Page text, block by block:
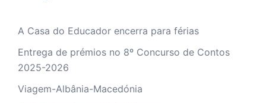
A Casa do Educador encerra para férias
Entrega de prémios no 8º Concurso de Contos
2025-2026
Viagem-Albânia-Macedónia